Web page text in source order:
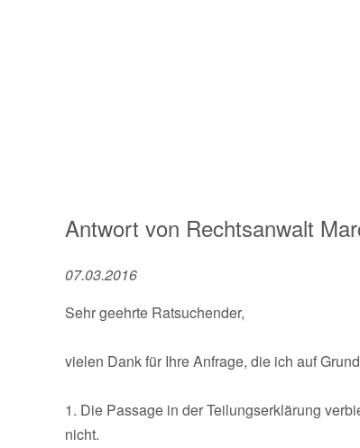
Antwort von Rechtsanwalt
07.03.2016
Sehr geehrte Ratsuchender,
vielen Dank für Ihre Anfrage, die ich auf
1. Die Passage in der Teilungserklärung
nicht.